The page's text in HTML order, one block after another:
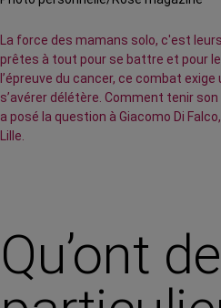
La force des mamans solo, c'est
prêtes à tout pour se battre et pour
l’épreuve du cancer, ce combat
s’avérer délétère. Comment tenir
a posé la question à Giacomo Di
Lille.
Qu’ont de